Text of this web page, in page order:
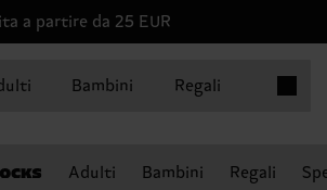
a partire da 25 EUR
Bambini Regali
Adulti Bambini Regali